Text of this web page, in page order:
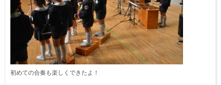
初めての合奏も楽しくできたよ！